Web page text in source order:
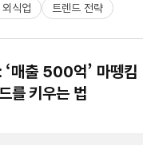
식업 트렌드 전략
‘매출 500억’ 마뗑킴
를 키우는 법